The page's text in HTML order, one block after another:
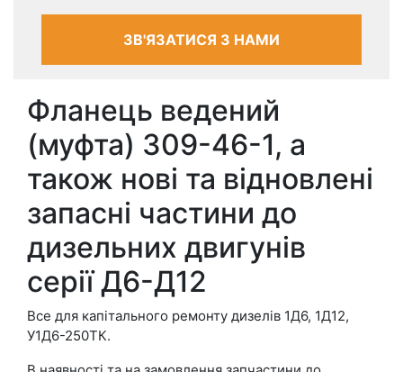
ЗВ'ЯЗАТИСЯ З НАМИ
Фланець ведений
(муфта) 309-46-1, а
також нові та відновлені
запасні частини до
дизельних двигунів
серії Д6-Д12
Все для капітального ремонту дизелів 1Д6, 1Д12,
У1Д6-250ТК.